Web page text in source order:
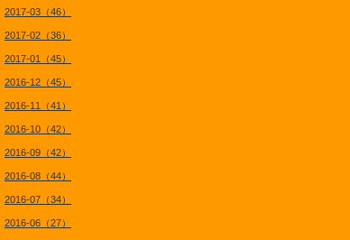
2017-03（46）
2017-02（36）
2017-01（45）
2016-12（45）
2016-11（41）
2016-10（42）
2016-09（42）
2016-08（44）
2016-07（34）
2016-06（27）